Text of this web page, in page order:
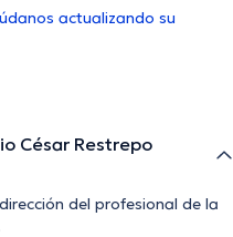
actualizando su
César Restrepo
del profesional de la